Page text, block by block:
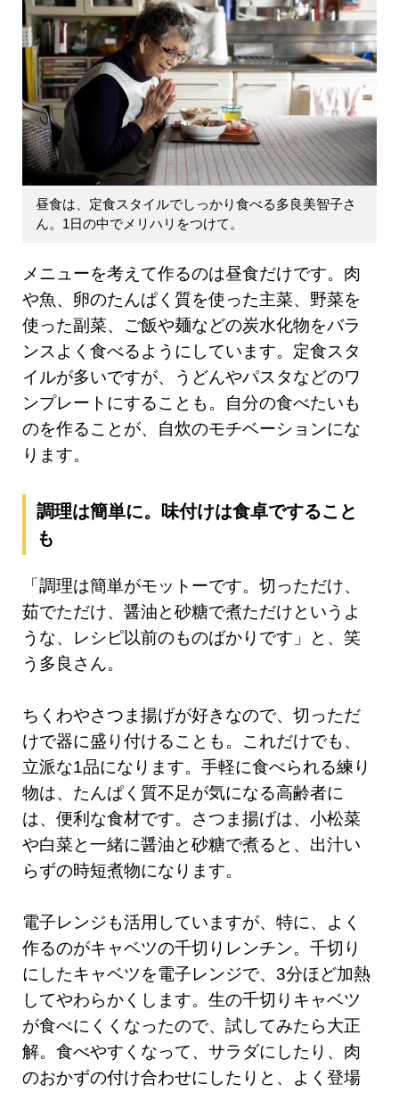
昼食は、定食スタイルでしっかり食べる多良美智子さ
ん。1日の中でメリハリをつけて。
メニューを考えて作るのは昼食だけです。肉
や魚、卵のたんぱく質を使った主菜、野菜を
使った副菜、ご飯や麺などの炭水化物をバラ
ンスよく食べるようにしています。定食スタ
イルが多いですが、うどんやパスタなどのワ
ンプレートにすることも。自分の食べたいも
のを作ることが、自炊のモチベーションにな
ります。
調理は簡単に。味付けは食卓ですること
も
「調理は簡単がモットーです。切っただけ、
茹でただけ、醤油と砂糖で煮ただけというよ
うな、レシピ以前のものばかりです」と、笑
う多良さん。
ちくわやさつま揚げが好きなので、切っただ
けで器に盛り付けることも。これだけでも、
立派な1品になります。手軽に食べられる練り
物は、たんぱく質不足が気になる高齢者に
は、便利な食材です。さつま揚げは、小松菜
や白菜と一緒に醤油と砂糖で煮ると、出汁い
らずの時短煮物になります。
電子レンジも活用していますが、特に、よく
作るのがキャベツの千切りレンチン。千切り
にしたキャベツを電子レンジで、3分ほど加熱
してやわらかくします。生の千切りキャベツ
が食べにくくなったので、試してみたら大正
解。食べやすくなって、サラダにしたり、肉
のおかずの付け合わせにしたりと、よく登場